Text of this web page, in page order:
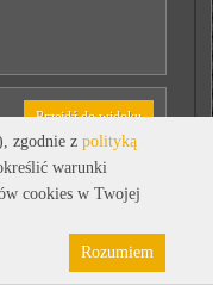
Przejdź do widoku
zgodnie z polityką
warunki
cookies w Twojej
Rozumiem